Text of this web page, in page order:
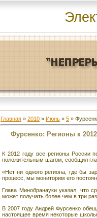
Главная » 2010 » Июнь » 5 »
Фурсенко: Регионы к
К 2012 году все регионы России
положительным шагом, сообщил
«Нет ни одного региона, где бы
процесс, мы мониторим его
Глава Минобранауки указал, что
может получать более чем в три
В 2007 году Андрей Фурсенко
настоящее время некоторые